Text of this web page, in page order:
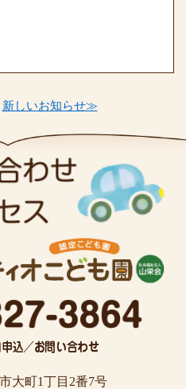
新しいお知らせ≫
大町1丁目2番7号